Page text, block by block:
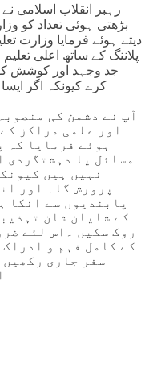
رہبر انقلاب اسلامی
بڑھتی ہوئی تعداد کو
دیتے ہوئے فرمایا وزارت
پلاننگ کے ساتھ اعلی
جد وجہد اور کوشش
کرے کیونکہ اگر
آپ نے دشمن کی
اور علمی مراکز
ہوئے فرمایا کہ
مسائل یا دہشتگردی
نہیں ہیں
پرورش گاہ اور
پابندیوں سے انکا
کے شایان شان
روک سکیں ۔اس لئے
کے کامل فہم و
سفر جاری رکھیں